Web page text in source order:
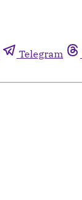
Telegram